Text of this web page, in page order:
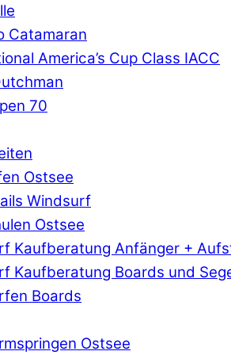
Catamaran
America’s Cup Class IACC
70
Ostsee
Windsurf
Ostsee
Kaufberatung Anfänger +
Kaufberatung Boards und
Boards
Ostsee